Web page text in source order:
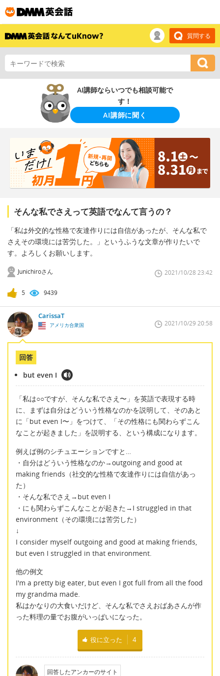
質問する
AI講師ならいつでも相談可能で
す！
AI講師に聞く
そんな私でさえって英語でなんて言うの？
「私は外交的な性格で友達作りには自信があったが、そんな私で
さえその環境には苦労した。」というふうな文章が作りたいで
す。よろしくお願いします。
Junichiroさん 2021/10/28 23:42
5 9439
CarissaT
アメリカ合衆国 2021/10/29 20:58
回答
but even I
「私は○○ですが、そんな私でさえ〜」を英語で表現する時
に、まずは自分はどういう性格なのかを説明して、そのあと
に「but even I〜」をつけて、「その性格にも関わらずこん
なことが起きました」を説明する、という構成になります。
例えば例のシチュエーションですと…
・自分はどういう性格なのか→outgoing and good at
making friends（社交的な性格で友達作りには自信があっ
た）
・そんな私でさえ→but even I
・にも関わらずこんなことが起きた→I struggled in that
environment（その環境には苦労した）
↓
I consider myself outgoing and good at making friends,
but even I struggled in that environment.
他の例文
I'm a pretty big eater, but even I got full from all the food
my grandma made.
私はかなりの大食いだけど、そんな私でさえおばあさんが作
った料理の量でお腹がいっぱいになった。
役に立った 4
回答したアンカーのサイト